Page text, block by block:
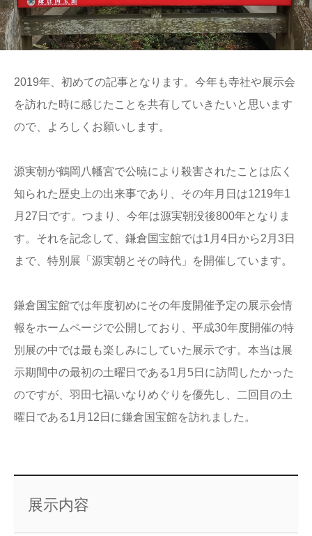
2019年、初めての記事となります。今年も寺社や展示会
を訪れた時に感じたことを共有していきたいと思います
ので、よろしくお願いします。
源実朝が鶴岡八幡宮で公暁により殺害されたことは広く
知られた歴史上の出来事であり、その年月日は1219年1
月27日です。つまり、今年は源実朝没後800年となりま
す。それを記念して、鎌倉国宝館では1月4日から2月3日
まで、特別展「源実朝とその時代」を開催しています。
鎌倉国宝館では年度初めにその年度開催予定の展示会情
報をホームページで公開しており、平成30年度開催の特
別展の中では最も楽しみにしていた展示です。本当は展
示期間中の最初の土曜日である1月5日に訪問したかった
のですが、羽田七福いなりめぐりを優先し、二回目の土
曜日である1月12日に鎌倉国宝館を訪れました。
展示内容